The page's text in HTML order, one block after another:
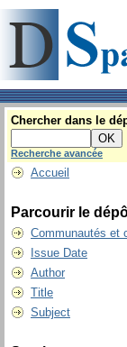
Chercher dans le
Recherche avancée
Accueil
Parcourir le
Communautés et
Issue Date
Author
Title
Subject